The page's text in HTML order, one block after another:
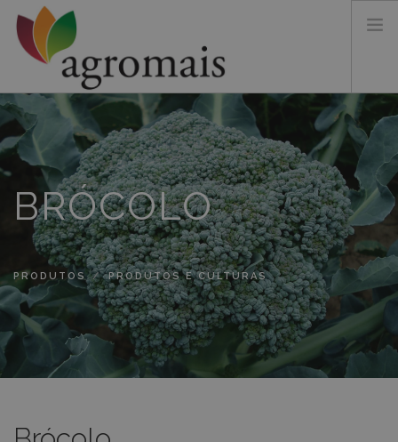
SOBRE NÓS
PRODUTOS
TERRITÓRIO&CERTIFICAÇÃO
CONTACTOS
BRÓCOLO
PRODUTOS PRODUTOS E CULTURAS